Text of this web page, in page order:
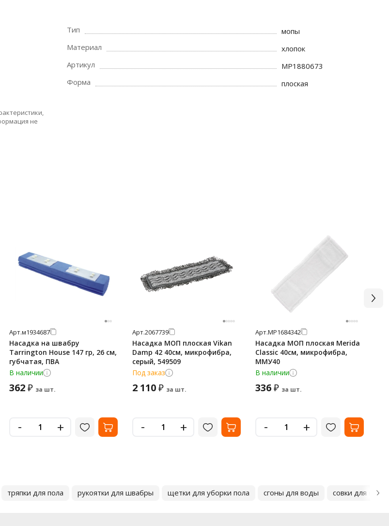
Тип
мопы
Материал
хлопок
Артикул
МР1880673
Форма
плоская
не
Арт.м1934687
Насадка на швабру
Tarrington House 147 гр, 26 см,
губчатая, ПВА
В наличии
362₽ за шт.
- +
Арт.2067739
Насадка МОП плоская Vikan
Damp 42 40см, микрофибра,
серый, 549509
Под заказ
2 110₽ за шт.
- +
Арт.МР1684342
Насадка МОП плоская Merida
Classic 40см, микрофибра,
ММУ40
В наличии
336₽ за шт.
- +
тряпки для пола рукоятки для швабры щетки для уборки пола сгоны для воды совки для